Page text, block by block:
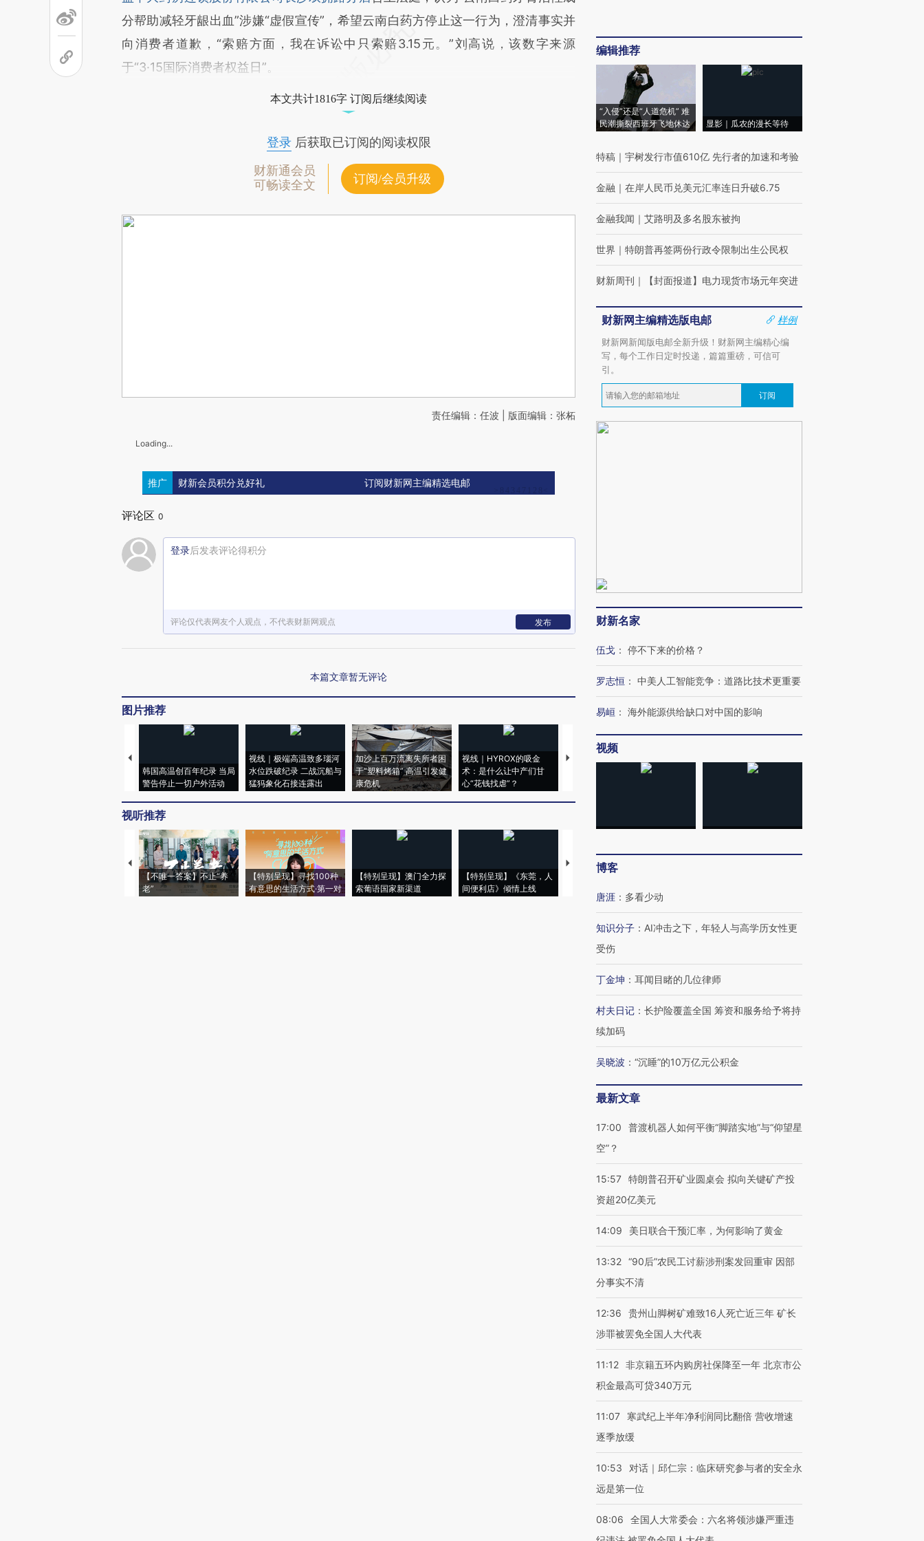
分帮助减轻牙龈出血”涉嫌“虚假宣传”，希望云南白药方停止这一行为，澄清事实并
向消费者道歉，“索赔方面，我在诉讼中只索赔3.15元。”刘高说，该数字来源
于“3·15国际消费者权益日”。
本文共计1816字 订阅后继续阅读
登录后获取已订阅的阅读权限
财新通会员
可畅读全文
订阅/会员升级
责任编辑：任波 | 版面编辑：张柘
Loading...
推广 财新会员积分兑好礼 订阅财新网主编精选电邮
评论区 0
登录后发表评论得积分
评论仅代表网友个人观点，不代表财新网观点 发布
本篇文章暂无评论
图片推荐
韩国高温创百年纪录 当局
警告停止一切户外活动
视线｜极端高温致多瑙河
水位跌破纪录 二战沉船与
猛犸象化石接连露出
加沙上百万流离失所者困
于“塑料烤箱” 高温引发健
康危机
视线｜HYROX的吸金
术：是什么让中产们甘
心“花钱找虐”？
马航飞行员跨国走私7万
粒摇头丸 尿检体内含3种
度Z世代 用街头抗争将教
视听推荐
【不唯一答案】不止“养
老”
【特别呈现】寻找100种
有意思的生活方式·第一对
【特别呈现】澳门全力探
索葡语国家新渠道
【特别呈现】《东莞，人
间便利店》倾情上线
【推广】走进第四届链博
会，让数智科技“链”接产
编辑推荐
“入侵”还是“人道危机” 难
民潮撕裂西班牙飞地休达
显影｜瓜农的漫长等待
特稿 ｜ 宇树发行市值610亿 先行者的加速和考验
金融 ｜ 在岸人民币兑美元汇率连日升破6.75
金融我闻 ｜ 艾路明及多名股东被拘
世界 ｜ 特朗普再签两份行政令限制出生公民权
财新周刊 ｜ 【封面报道】电力现货市场元年突进
财新网主编精选版电邮
样例
财新网新闻版电邮全新升级！财新网主编精心编
写，每个工作日定时投递，篇篇重磅，可信可
引。
订阅
财新名家
伍戈 ： 停不下来的价格？
罗志恒 ： 中美人工智能竞争：道路比技术更重要
易峘 ： 海外能源供给缺口对中国的影响
视频
博客
唐涯 ： 多看少动
知识分子 ： AI冲击之下，年轻人与高学历女性更
受伤
丁金坤 ： 耳闻目睹的几位律师
村夫日记 ： 长护险覆盖全国 筹资和服务给予将持
续加码
吴晓波 ： “沉睡”的10万亿元公积金
最新文章
17:00
普渡机器人如何平衡“脚踏实地”与“仰望星
空”？
15:57 特朗普召开矿业圆桌会 拟向关键矿产投
资超20亿美元
14:09 美日联合干预汇率，为何影响了黄金
13:32 “90后”农民工讨薪涉刑案发回重审 因部
分事实不清
12:36
贵州山脚树矿难致16人死亡近三年 矿长
涉罪被罢免全国人大代表
11:12 非京籍五环内购房社保降至一年 北京市公
积金最高可贷340万元
11:07
寒武纪上半年净利润同比翻倍 营收增速
逐季放缓
10:53
对话｜邱仁宗：临床研究参与者的安全永
远是第一位
08:06
全国人大常委会：六名将领涉嫌严重违